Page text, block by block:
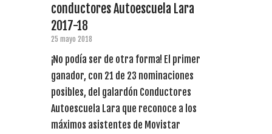
conductores Autoescuela Lara
2017-18
25 mayo 2018
¡No podía ser de otra forma! El primer
ganador, con 21 de 23 nominaciones
posibles, del galardón Conductores
Autoescuela Lara que reconoce a los
máximos asistentes de Movistar